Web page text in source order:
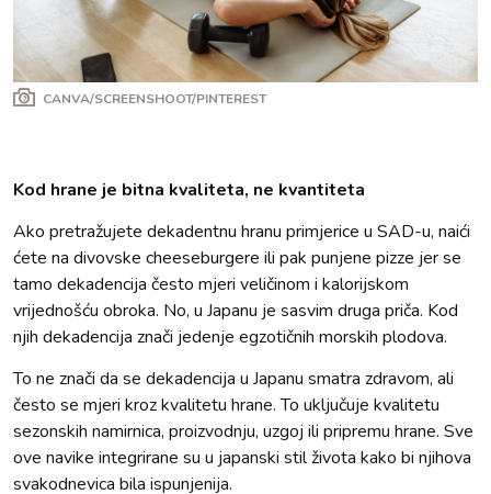
CANVA/SCREENSHOOT/PINTEREST
Kod hrane je bitna kvaliteta, ne kvantiteta
Ako pretražujete dekadentnu hranu primjerice u SAD-u, naići
ćete na divovske cheeseburgere ili pak punjene pizze jer se
tamo dekadencija često mjeri veličinom i kalorijskom
vrijednošću obroka. No, u Japanu je sasvim druga priča. Kod
njih dekadencija znači jedenje egzotičnih morskih plodova.
To ne znači da se dekadencija u Japanu smatra zdravom, ali
često se mjeri kroz kvalitetu hrane. To uključuje kvalitetu
sezonskih namirnica, proizvodnju, uzgoj ili pripremu hrane. Sve
ove navike integrirane su u japanski stil života kako bi njihova
svakodnevica bila ispunjenija.